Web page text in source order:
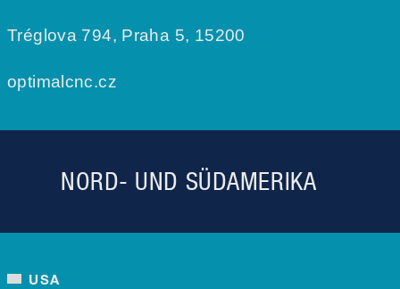
Tréglova 794, Praha 5, 15200
optimalcnc.cz
NORD- UND SÜDAMERIKA
USA